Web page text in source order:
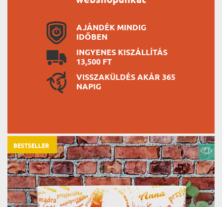
AJÁNDÉK MINDIG
IDŐBEN
INGYENES KISZÁLLÍTÁS
13,500 FT
VISSZAKÜLDÉS AKÁR 365
NAPIG
BESTSELLER